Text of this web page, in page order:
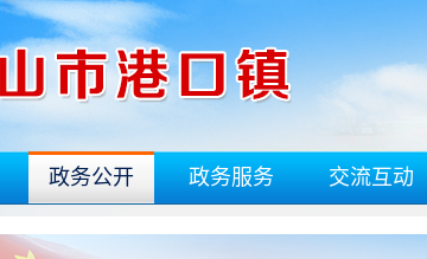
政务公开 政务服务 交流互动